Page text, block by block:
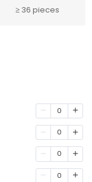
≥ 36 pieces
0
0
0
0